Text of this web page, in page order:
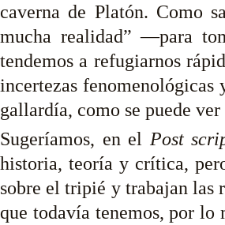
caverna de Platón. Como
mucha realidad” —para
tendemos a refugiarnos
incertezas
gallardía, como se puede
Sugeríamos, en el Post
historia, teoría y crítica,
sobre el tripié y trabajan las
que todavía tenemos, por